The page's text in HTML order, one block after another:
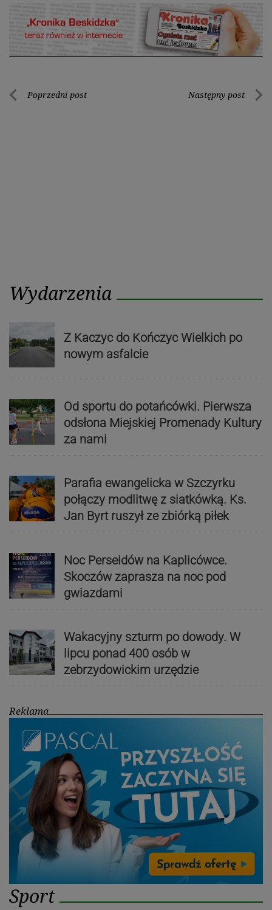
Nawigacja
Poprzedni post Następny post
Wydarzenia
Z Kaczyc do Kończyc Wielkich po
nowym asfalcie
Od sportu do potańcówki. Pierwsza
odsłona Miejskiej Promenady Kultury
za nami
Parafia ewangelicka w Szczyrku
połączy modlitwę z siatkówką. Ks.
Jan Byrt ruszył ze zbiórką piłek
Noc Perseidów na Kaplicówce.
Skoczów zaprasza na noc pod
gwiazdami
Wakacyjny szturm po dowody. W
lipcu ponad 400 osób w
zebrzydowickim urzędzie
Reklama
Sport